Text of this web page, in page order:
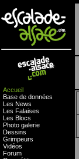
Accueil
Base de données
Les News
Les Falaises
Les Blocs
Photo galerie
Dessins
Grimpeurs
Vidéos
Forum